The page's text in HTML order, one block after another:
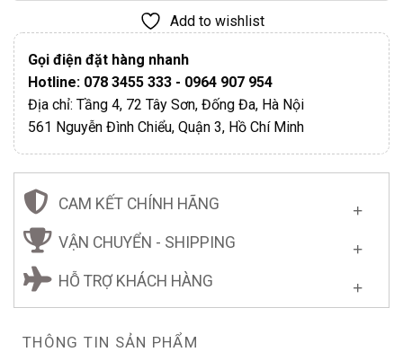
Add to wishlist
Gọi điện đặt hàng nhanh
Hotline: 078 3455 333 - 0964 907 954
Địa chỉ: Tầng 4, 72 Tây Sơn, Đống Đa, Hà Nội
561 Nguyễn Đình Chiểu, Quận 3, Hồ Chí Minh
CAM KẾT CHÍNH HÃNG
VẬN CHUYỂN - SHIPPING
HỖ TRỢ KHÁCH HÀNG
THÔNG TIN SẢN PHẨM